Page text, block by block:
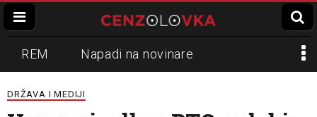
REM Napadi na novinare
Zvučni top
DRŽAVA I MEDIJI